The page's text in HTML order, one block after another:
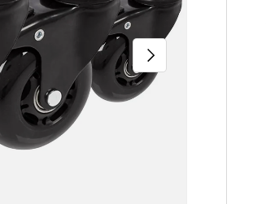
Nächste